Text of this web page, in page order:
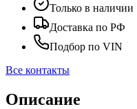
Только в наличии
Доставка по РФ
Подбор по VIN
Все контакты
Описание